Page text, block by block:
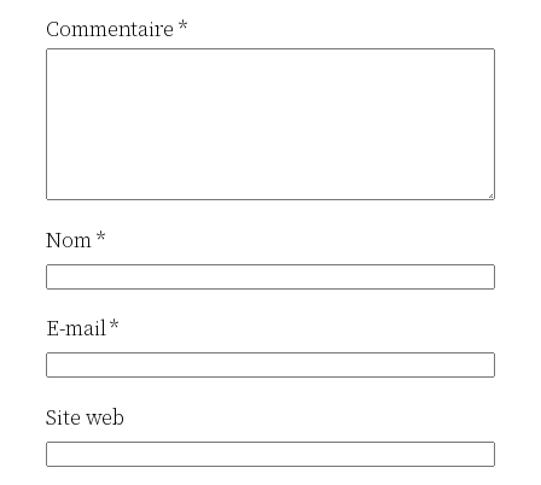
Commentaire *
Nom*
E-mail*
Site web